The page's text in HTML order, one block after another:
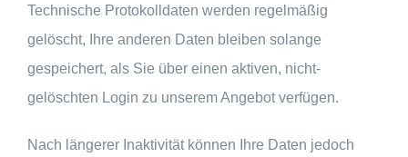
Technische Protokolldaten werden regelmäßig
gelöscht, Ihre anderen Daten bleiben solange
gespeichert, als Sie über einen aktiven, nicht-
gelöschten Login zu unserem Angebot verfügen.
Nach längerer Inaktivität können Ihre Daten jedoch